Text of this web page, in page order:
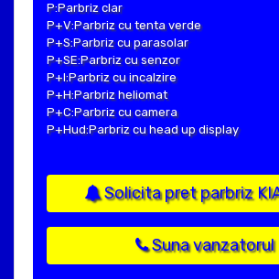
P:Parbriz clar
P+V:Parbriz cu tenta verde
P+S:Parbriz cu parasolar
P+SE:Parbriz cu senzor
P+I:Parbriz cu incalzire
P+H:Parbriz heliomat
P+C:Parbriz cu camera
P+Hud:Parbriz cu head up display
Solicita pret parbriz
Suna vanzatorul